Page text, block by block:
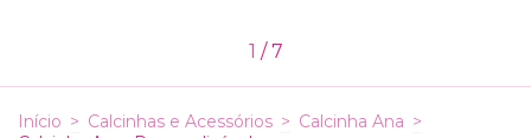
1 / 7
Início > Calcinhas e Acessórios > Calcinha Ana >